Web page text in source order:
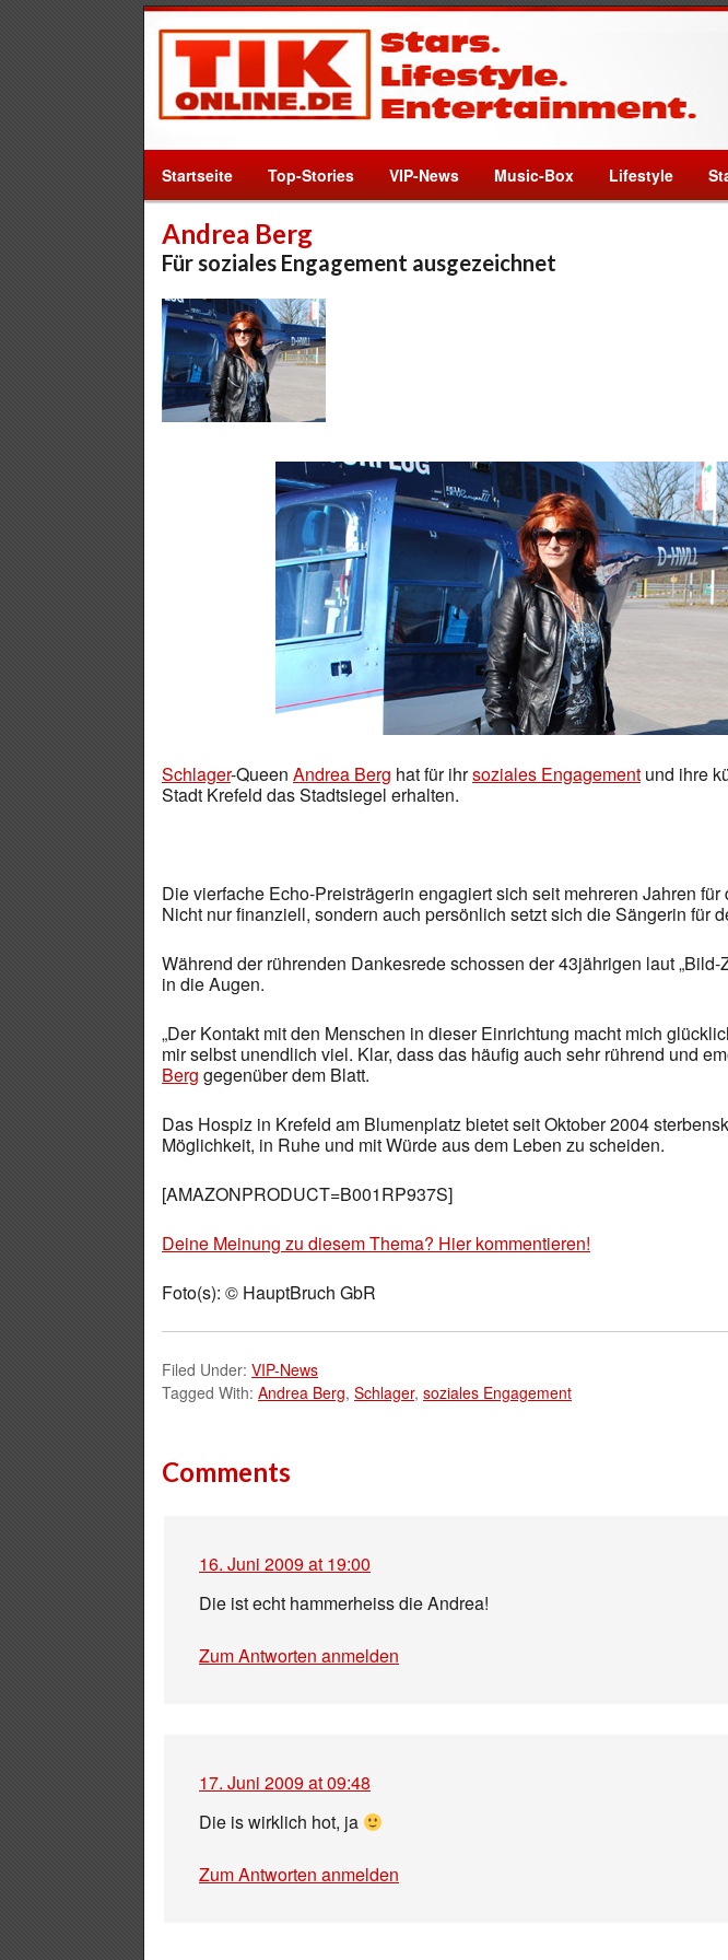
Startseite Top-Stories VIP-News Music-Box Lifestyle
Andrea Berg
Für soziales Engagement ausgezeichnet
Schlager-Queen Andrea Berg hat für ihrsoziales Engagement und ihre
Stadt Krefeld das Stadtsiegel erhalten.
Die vierfache Echo-Preisträgerin engagiert sich seit mehreren Jahren
Nicht nur finanziell, sondern auch persönlich setzt sich die Sängerin für
Während der rührenden Dankesrede schossen der 43jährigen laut „Bild-
in die Augen.
„Der Kontakt mit den Menschen in dieser Einrichtung macht mich
mir selbst unendlich viel. Klar, dass das häufig auch sehr rührend und
Berg gegenüber dem Blatt.
Das Hospiz in Krefeld am Blumenplatz bietet seit Oktober 2004
Möglichkeit, in Ruhe und mit Würde aus dem Leben zu scheiden.
[AMAZONPRODUCT=B001RP937S]
Deine Meinung zu diesem Thema? Hier kommentieren!
Foto(s): © HauptBruch GbR
Filed Under: VIP-News
Tagged With: Andrea Berg, Schlager, soziales Engagement
Comments
16. Juni 2009 at 19:00
Die ist echt hammerheiss die Andrea!
Zum Antworten anmelden
17. Juni 2009 at 09:48
Die is wirklich hot, ja
Zum Antworten anmelden